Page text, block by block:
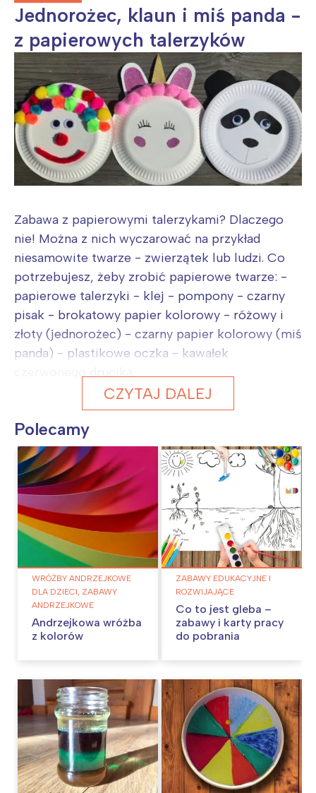
Jednorożec, klaun i miś panda -
z papierowych talerzyków
Zabawa z papierowymi talerzykami? Dlaczego
nie! Można z nich wyczarować na przykład
niesamowite twarze - zwierzątek lub ludzi. Co
potrzebujesz, żeby zrobić papierowe twarze: -
papierowe talerzyki - klej - pompony - czarny
pisak - brokatowy papier kolorowy - różowy i
złoty (jednorożec) - czarny papier kolorowy (miś
panda) - plastikowe oczka - kawałek
CZYTAJ DALEJ
Polecamy
WRÓŻBY ANDRZEJKOWE
DLA DZIECI, ZABAWY
ANDRZEJKOWE
Andrzejkowa wróżba
z kolorów
ZABAWY EDUKACYJNE I
ROZWIJAJĄCE
Co to jest gleba –
zabawy i karty pracy
do pobrania